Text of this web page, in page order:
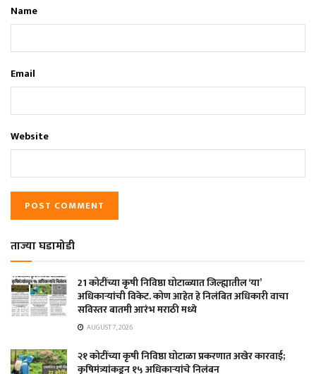
Name
Email
Website
ताज्या घडामोडी
21 कोटींच्या कृषी निविष्ठा घोटाळ्यात जिल्ह्यातील ‘या’
अधिकाऱ्यांची विकेट. कोण आहेत हे निलंबित अधिकारी वाचा
सविस्तर बातमी आरंभ मराठी मध्ये
AUGUST 7, 2026
२१ कोटींच्या कृषी निविष्ठा घोटाळा प्रकरणात अखेर कारवाई;
कृषिमंत्र्यांकडून १५ अधिकाऱ्यांचे निलंबन